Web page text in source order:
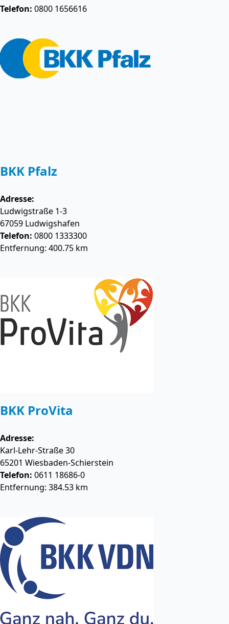
Telefon: 0800 1656616
BKK Pfalz
Adresse:
Ludwigstraße 1-3
67059 Ludwigshafen
Telefon: 0800 1333300
Entfernung: 400.75 km
BKK ProVita
Adresse:
Karl-Lehr-Straße 30
65201 Wiesbaden-Schierstein
Telefon: 0611 18686-0
Entfernung: 384.53 km